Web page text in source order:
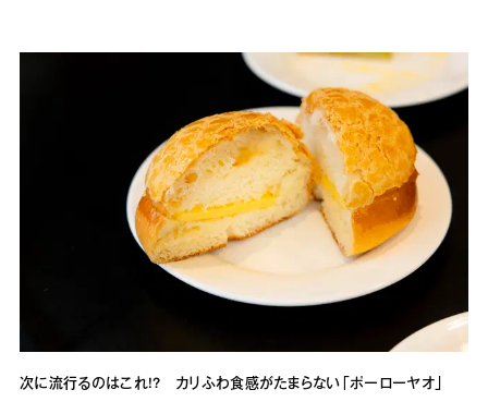
次に流行るのはこれ!? カリふわ食感がたまらない「ポーローヤオ」